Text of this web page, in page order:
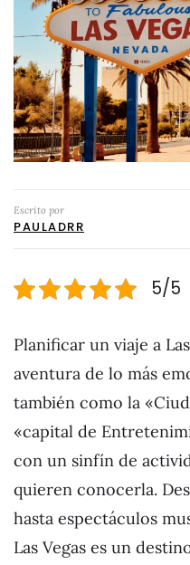
Escrito por
PAULADRR
5/5
Planificar un viaje a
aventura de lo más
también como la
«capital de
con un sinfín de
quieren conocerla.
hasta espectáculos
Las Vegas es un